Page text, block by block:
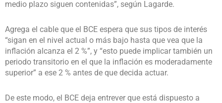
medio plazo siguen contenidas”, según Lagarde.
Agrega el cable que el BCE espera que sus tipos de interés
“sigan en el nivel actual o más bajo hasta que vea que la
inflación alcanza el 2 %”, y “esto puede implicar también un
periodo transitorio en el que la inflación es moderadamente
superior” a ese 2 % antes de que decida actuar.
De este modo, el BCE deja entrever que está dispuesto a